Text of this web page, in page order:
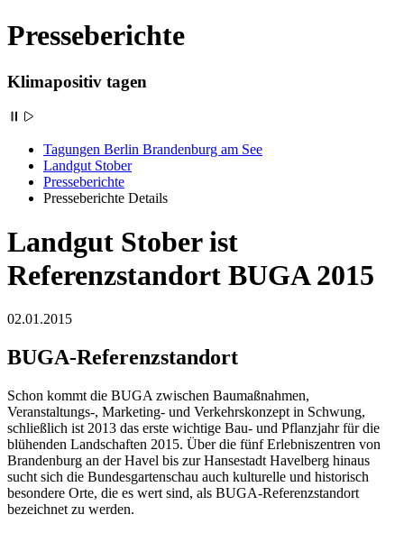
Presseberichte
Klimapositiv tagen
Tagungen Berlin Brandenburg am See
Landgut Stober
Presseberichte
Presseberichte Details
Landgut Stober ist
Referenzstandort BUGA 2015
02.01.2015
BUGA-Referenzstandort
Schon kommt die BUGA zwischen Baumaßnahmen,
Veranstaltungs-, Marketing- und Verkehrskonzept in Schwung,
schließlich ist 2013 das erste wichtige Bau- und Pflanzjahr für die
blühenden Landschaften 2015. Über die fünf Erlebniszentren von
Brandenburg an der Havel bis zur Hansestadt Havelberg hinaus
sucht sich die Bundesgartenschau auch kulturelle und historisch
besondere Orte, die es wert sind, als BUGA-Referenzstandort
bezeichnet zu werden.